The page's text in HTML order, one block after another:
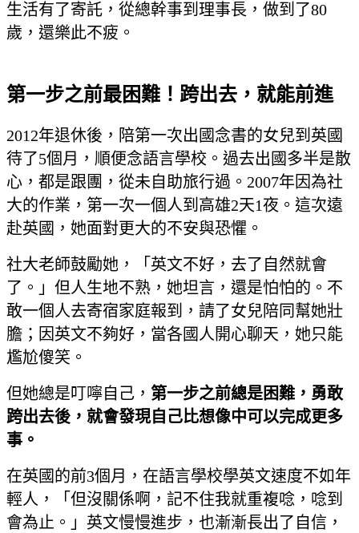
生活有了寄託，從總幹事到理事長，做到了80
歲，還樂此不疲。
第一步之前最困難！跨出去，就能前進
2012年退休後，陪第一次出國念書的女兒到英國
待了5個月，順便念語言學校。過去出國多半是散
心，都是跟團，從未自助旅行過。2007年因為社
大的作業，第一次一個人到高雄2天1夜。這次遠
赴英國，她面對更大的不安與恐懼。
社大老師鼓勵她，「英文不好，去了自然就會
了。」但人生地不熟，她坦言，還是怕怕的。不
敢一個人去寄宿家庭報到，請了女兒陪同幫她壯
膽；因英文不夠好，當各國人開心聊天，她只能
尷尬傻笑。
但她總是叮嚀自己， 第一步之前總是困難，勇敢
跨出去後，就會發現自己比想像中可以完成更多
事。
在英國的前3個月，在語言學校學英文速度不如年
輕人，「但沒關係啊，記不住我就重複唸，唸到
會為止。」英文慢慢進步，也漸漸長出了自信，